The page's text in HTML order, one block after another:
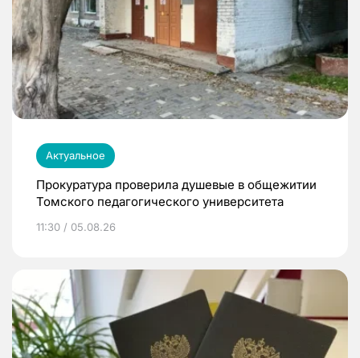
Актуальное
Прокуратура проверила душевые в общежитии
Томского педагогического университета
11:30 / 05.08.26